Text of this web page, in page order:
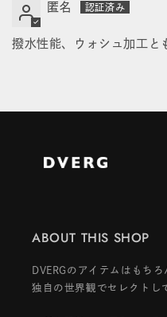
匿名
撥水性能、ウォシュ加工と
ABOUT THIS SHOP
DVERGのアイテムはもち
独自の世界観でセレクトし